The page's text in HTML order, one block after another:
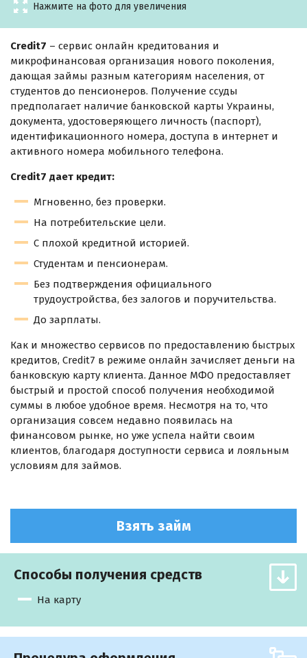
Нажмите на фото для увеличения
Сredit7 – сервис онлайн кредитования и
микрофинансовая организация нового поколения,
дающая займы разным категориям населения, от
студентов до пенсионеров. Получение ссуды
предполагает наличие банковской карты Украины,
документа, удостоверяющего личность (паспорт),
идентификационного номера, доступа в интернет и
активного номера мобильного телефона.
Credit7 дает кредит:
Мгновенно, без проверки.
На потребительские цели.
С плохой кредитной историей.
Студентам и пенсионерам.
Без подтверждения официального
трудоустройства, без залогов и поручительства.
До зарплаты.
Как и множество сервисов по предоставлению быстрых
кредитов, Credit7 в режиме онлайн зачисляет деньги на
банковскую карту клиента. Данное МФО предоставляет
быстрый и простой способ получения необходимой
суммы в любое удобное время. Несмотря на то, что
организация совсем недавно появилась на
финансовом рынке, но уже успела найти своим
клиентов, благодаря доступности сервиса и лояльным
условиям для займов.
Взять займ
Способы получения средств
На карту